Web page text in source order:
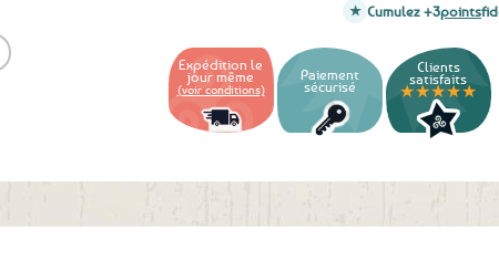
Cumulez +3points
Expédition le
jour même
(voir conditions)
Paiement
sécurisé
Clients
satisfaits
★★★★★